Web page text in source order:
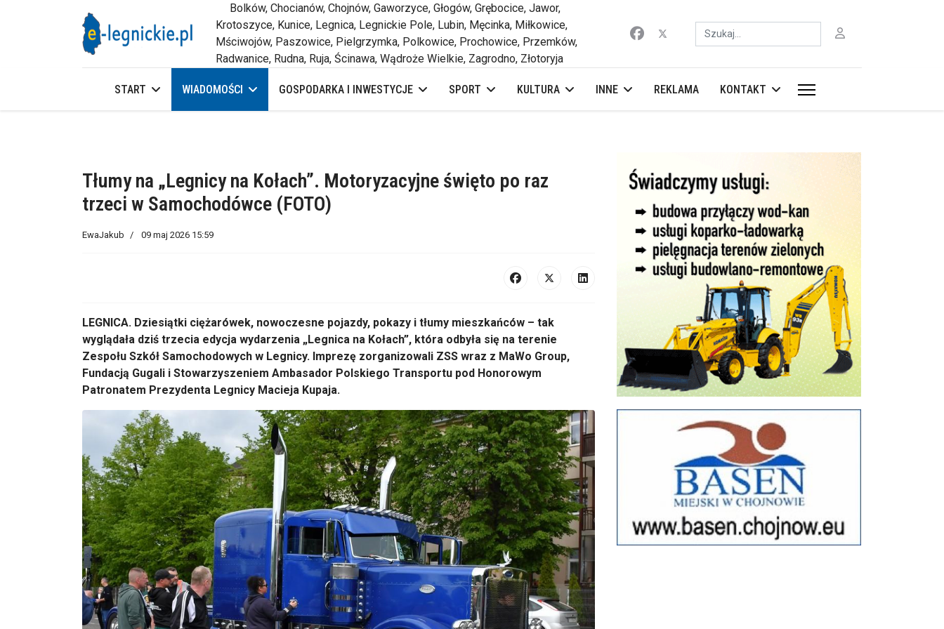
Bolków, Chocianów, Chojnów, Gaworzyce, Głogów, Grębocice, Jawor,
Krotoszyce, Kunice, Legnica, Legnickie Pole, Lubin, Męcinka, Miłkowice,
Mściwojów, Paszowice, Pielgrzymka, Polkowice, Prochowice, Przemków,
Radwanice, Rudna, Ruja, Ścinawa, Wądroże Wielkie, Zagrodno, Złotoryja
Szukaj
START WIADOMOŚCI GOSPODARKA I INWESTYCJE SPORT KULTURA INNE REKLAMA KONTAKT
Tłumy na „Legnicy na Kołach”. Motoryzacyjne święto po raz
trzeci w Samochodówce (FOTO)
EwaJakub 09 maj 2026 15:59
LEGNICA. Dziesiątki ciężarówek, nowoczesne pojazdy, pokazy i tłumy mieszkańców – tak
wyglądała dziś trzecia edycja wydarzenia „Legnica na Kołach”, która odbyła się na terenie
Zespołu Szkół Samochodowych w Legnicy. Imprezę zorganizowali ZSS wraz z MaWo Group,
Fundacją Gugali i Stowarzyszeniem Ambasador Polskiego Transportu pod Honorowym
Patronatem Prezydenta Legnicy Macieja Kupaja.